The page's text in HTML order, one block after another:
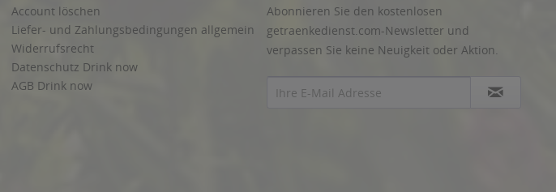
Account löschen
Liefer- und Zahlungsbedingungen allgemein
Widerrufsrecht
Datenschutz Drink now
AGB Drink now
Abonnieren Sie den kostenlosen
getraenkedienst.com-Newsletter und
verpassen Sie keine Neuigkeit oder Aktion.